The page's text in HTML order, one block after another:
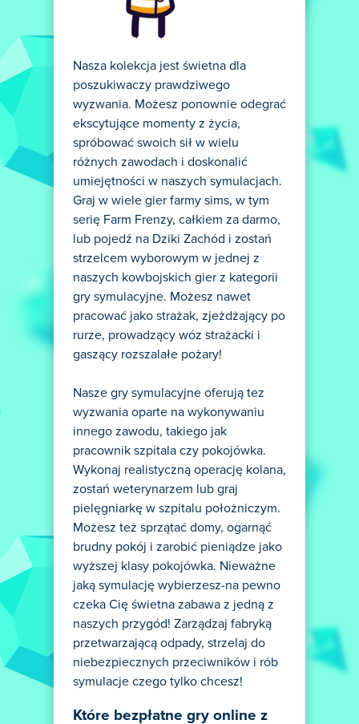
Nasza kolekcja jest świetna dla
poszukiwaczy prawdziwego
wyzwania. Możesz ponownie odegrać
ekscytujące momenty z życia,
spróbować swoich sił w wielu
różnych zawodach i doskonalić
umiejętności w naszych symulacjach.
Graj w wiele gier farmy sims, w tym
serię Farm Frenzy, całkiem za darmo,
lub pojedź na Dziki Zachód i zostań
strzelcem wyborowym w jednej z
naszych kowbojskich gier z kategorii
gry symulacyjne. Możesz nawet
pracować jako strażak, zjeżdżający po
rurze, prowadzący wóz strażacki i
gaszący rozszalałe pożary!
Nasze gry symulacyjne oferują tez
wyzwania oparte na wykonywaniu
innego zawodu, takiego jak
pracownik szpitala czy pokojówka.
Wykonaj realistyczną operację kolana,
zostań weterynarzem lub graj
pielęgniarkę w szpitalu położniczym.
Możesz też sprzątać domy, ogarnąć
brudny pokój i zarobić pieniądze jako
wyższej klasy pokojówka. Nieważne
jaką symulację wybierzesz-na pewno
czeka Cię świetna zabawa z jedną z
naszych przygód! Zarządzaj fabryką
przetwarzającą odpady, strzelaj do
niebezpiecznych przeciwników i rób
symulacje czego tylko chcesz!
Które bezpłatne gry online z